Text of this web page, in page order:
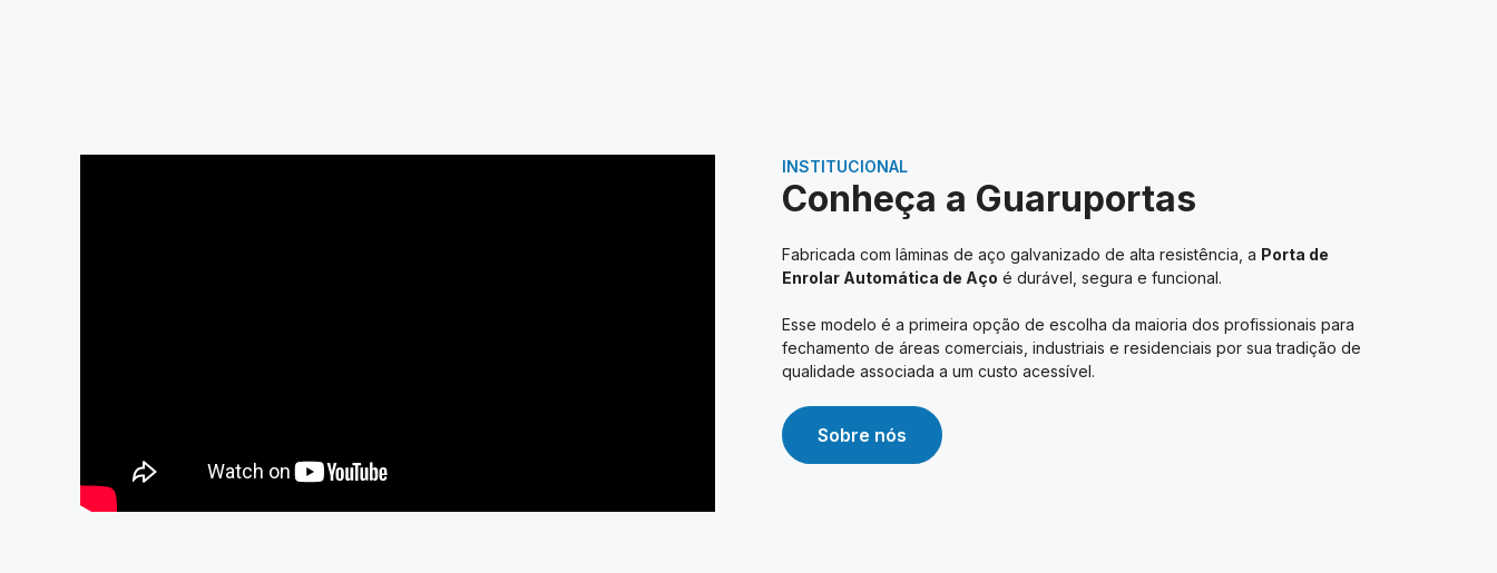
INSTITUCIONAL
Conheça a Guaruportas
Fabricada com lâminas de aço galvanizado de alta resistência, a Porta de
Enrolar Automática de Aço é durável, segura e funcional.
Esse modelo é a primeira opção de escolha da maioria dos profissionais para
fechamento de áreas comerciais, industriais e residenciais por sua tradição de
qualidade associada a um custo acessível.
Sobre nós